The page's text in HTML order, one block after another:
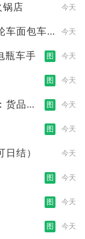
锅店 今天
车面包车
今天
瓶车手 图 今天
图 今天
货品分
图 今天
图 今天
结） 今天
图 今天
图 今天
图 今天